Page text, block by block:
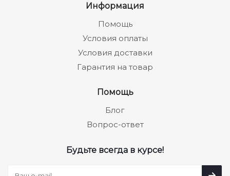
Информация
Помощь
Условия оплаты
Условия доставки
Гарантия на товар
Помощь
Блог
Вопрос-ответ
Будьте всегда в курсе!